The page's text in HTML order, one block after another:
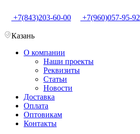
+7(843)203-60-00 +7(960)057-95-92
Казань
О компании
Наши проекты
Реквизиты
Статьи
Новости
Доставка
Оплата
Оптовикам
Контакты